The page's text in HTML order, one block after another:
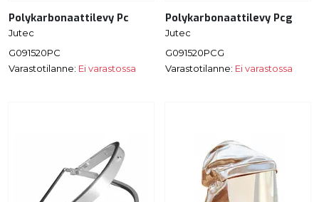
Polykarbonaattilevy Pc
Jutec
G091520PC
Varastotilanne: Ei varastossa
Polykarbonaattilevy Pcg
Jutec
G091520PCG
Varastotilanne: Ei varastossa